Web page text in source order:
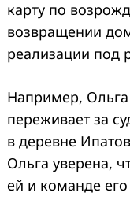
карту по
возвращении
реализации под
Например,
переживает за
в деревне
Ольга уверена,
ей и команде его